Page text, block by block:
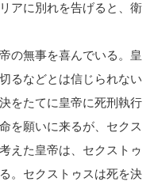
アに別れを告げると、衛
無事を喜んでいる。皇
るなどとは信じられない
をたてに皇帝に死刑執行
を願いに来るが、セクス
えた皇帝は、セクストゥ
。セクストゥスは死を決